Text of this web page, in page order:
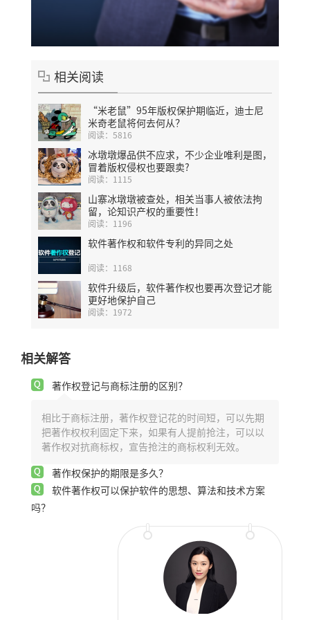
相关阅读
“米老鼠”95年版权保护期临近，迪士尼
米奇老鼠将何去何从？
阅读：5816
冰墩墩爆品供不应求，不少企业唯利是图，
冒着版权侵权也要跟卖?
阅读：1115
山寨冰墩墩被查处，相关当事人被依法拘
留，论知识产权的重要性！
阅读：1196
软件著作权和软件专利的异同之处
阅读：1168
软件升级后，软件著作权也要再次登记才能
更好地保护自己
阅读：1972
相关解答
著作权登记与商标注册的区别？
相比于商标注册，著作权登记花的时间短，可以先期
把著作权权利固定下来，如果有人提前抢注，可以以
著作权对抗商标权，宣告抢注的商标权利无效。
著作权保护的期限是多久？
软件著作权可以保护软件的思想、算法和技术方案
吗？